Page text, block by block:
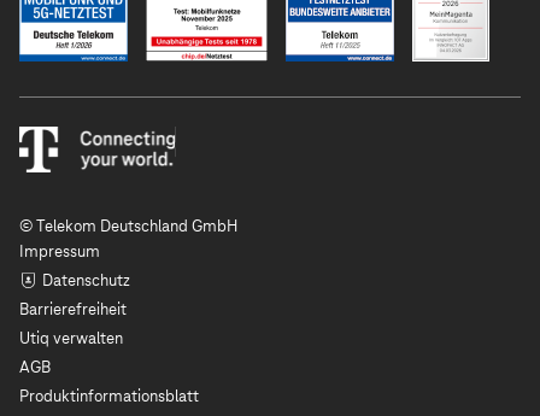
© Telekom Deutschland GmbH
Impressum
Datenschutz
Barrierefreiheit
Utiq verwalten
AGB
Produktinformationsblatt